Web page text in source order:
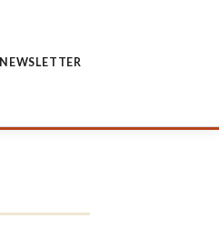
NEWSLETTER